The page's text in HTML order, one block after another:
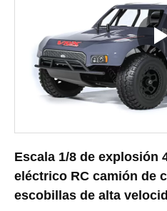
Escala 1/8 de explosión
eléctrico RC camión de
escobillas de alta